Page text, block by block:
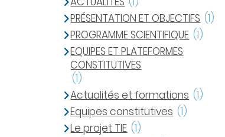
PRÉSENTATION ET OBJECTIFS (1)
PROGRAMME SCIENTIFIQUE (1)
EQUIPES ET PLATEFORMES
CONSTITUTIVES
(1)
Actualités et formations (1)
Equipes constitutives (1)
Le projet TIE (1)